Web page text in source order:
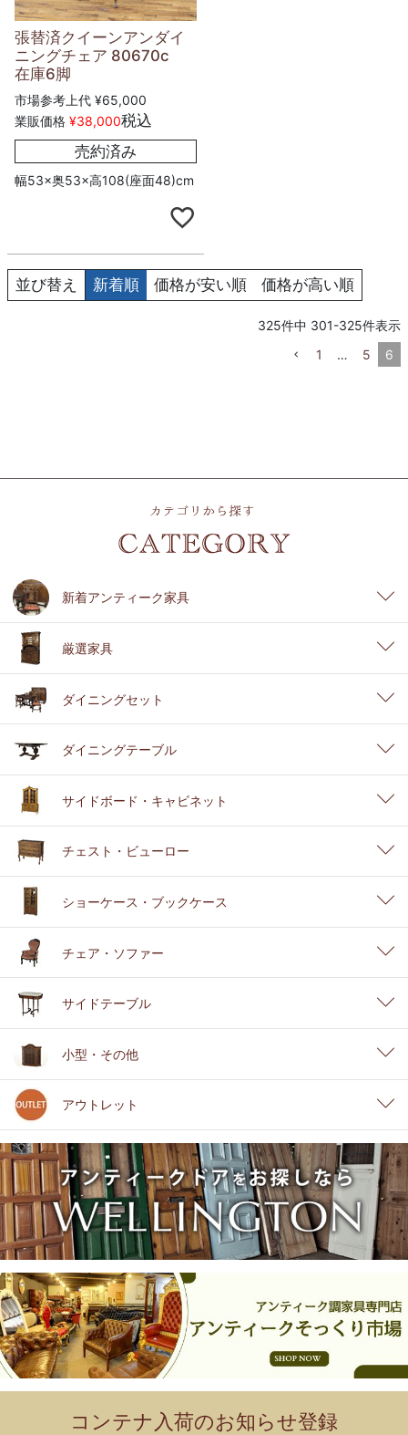
張替済クイーンアンダイ
ニングチェア 80670c
在庫6脚
市場参考上代 ¥65,000
業販価格 ¥38,000税込
売約済み
幅53×奥53×高108(座面48)cm
並び替え 新着順 価格が安い順 価格が高い順
325件中 301-325件表示
1
… 5 6
新着アンティーク家具
厳選家具
ダイニングセット
ダイニングテーブル
サイドボード・キャビネット
チェスト・ビューロー
ショーケース・ブックケース
チェア・ソファー
サイドテーブル
小型・その他
アウトレット
コンテナ入荷のお知らせ登録